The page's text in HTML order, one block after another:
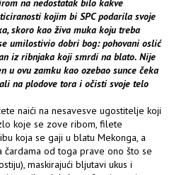
kojim bi SPC podarila svoje
skoro kao živa muka koju treba
umilostivio dobri bog: pohovani oslić
iz ribnjaka koji smrdi na blato. Nije
u ovu zamku kao ozebao sunce čeka
na plodove tora i očisti svoje telo
naići na nesavesve ugostitelje koji
koje se zove ribom, filete
koja se gaji u blatu Mekonga, a
čardama od toga prave ono što se
maskirajući bljutavi ukus i